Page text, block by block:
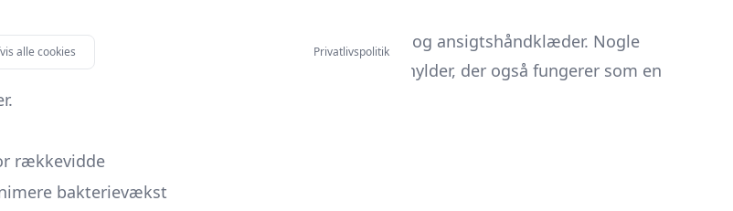
i badeværelset, der tilføjer tekstur og farve.
opbevaring af både
gæstehåndklæder og ansigtshåndklæder. Nogle
tilvarmehylder
eller kombinerede radiatorer og hylder, der også fungerer som en
rækkevidde
bakterievækst
alle cookies Privatlivspolitik